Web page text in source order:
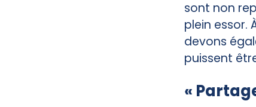
sont non
plein essor.
devons
puissent
«